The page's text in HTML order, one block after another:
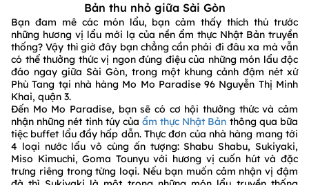
Bản thu nhỏ giữa Sài Gòn
Bạn đam mê các món lẩu, bạn cảm thấy thích thú trước
những hương vị lẩu mới lạ của nền ẩm thực Nhật Bản truyền
thống? Vậy thì giờ đây bạn chẳng cần phải đi đâu xa mà vẫn
có thể thưởng thức vị ngon đúng điệu của những món lẩu độc
đáo ngay giữa Sài Gòn, trong một khung cảnh đậm nét xứ
Phù Tang tại nhà hàng Mo Mo Paradise 96 Nguyễn Thị Minh
Khai, quận 3.
Đến Mo Mo Paradise, bạn sẽ có cơ hội thưởng thức và cảm
nhận những nét tinh túy của ẩm thực Nhật Bản thông qua bữa
tiệc buffet lẩu đầy hấp dẫn. Thực đơn của nhà hàng mang tới
4 loại nước lẩu vô cùng ấn tượng: Shabu Shabu, Sukiyaki,
Miso Kimuchi, Goma Tounyu với hương vị cuốn hút và đặc
trưng riêng trong từng loại. Nếu bạn muốn cảm nhận vị đậm